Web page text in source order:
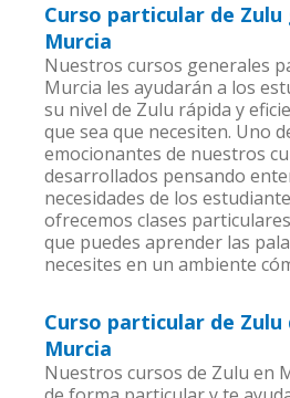
Curso particular de Zulu
Murcia
Nuestros cursos generales
Murcia les ayudarán a los
su nivel de Zulu rápida y
que sea que necesiten. Uno
emocionantes de nuestros
desarrollados pensando
necesidades de los
ofrecemos clases
que puedes aprender las
necesites en un ambiente
Curso particular de Zulu
Murcia
Nuestros cursos de Zulu en